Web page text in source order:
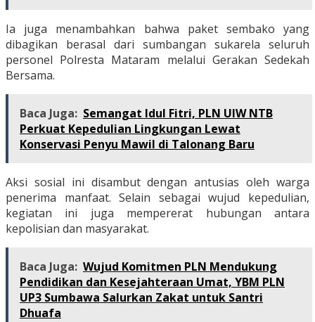
Ia juga menambahkan bahwa paket sembako yang
dibagikan berasal dari sumbangan sukarela seluruh
personel Polresta Mataram melalui Gerakan Sedekah
Bersama.
Baca Juga: Semangat Idul Fitri, PLN UIW NTB
Perkuat Kepedulian Lingkungan Lewat
Konservasi Penyu Mawil di Talonang Baru
Aksi sosial ini disambut dengan antusias oleh warga
penerima manfaat. Selain sebagai wujud kepedulian,
kegiatan ini juga mempererat hubungan antara
kepolisian dan masyarakat.
Baca Juga: Wujud Komitmen PLN Mendukung
Pendidikan dan Kesejahteraan Umat, YBM PLN
UP3 Sumbawa Salurkan Zakat untuk Santri
Dhuafa